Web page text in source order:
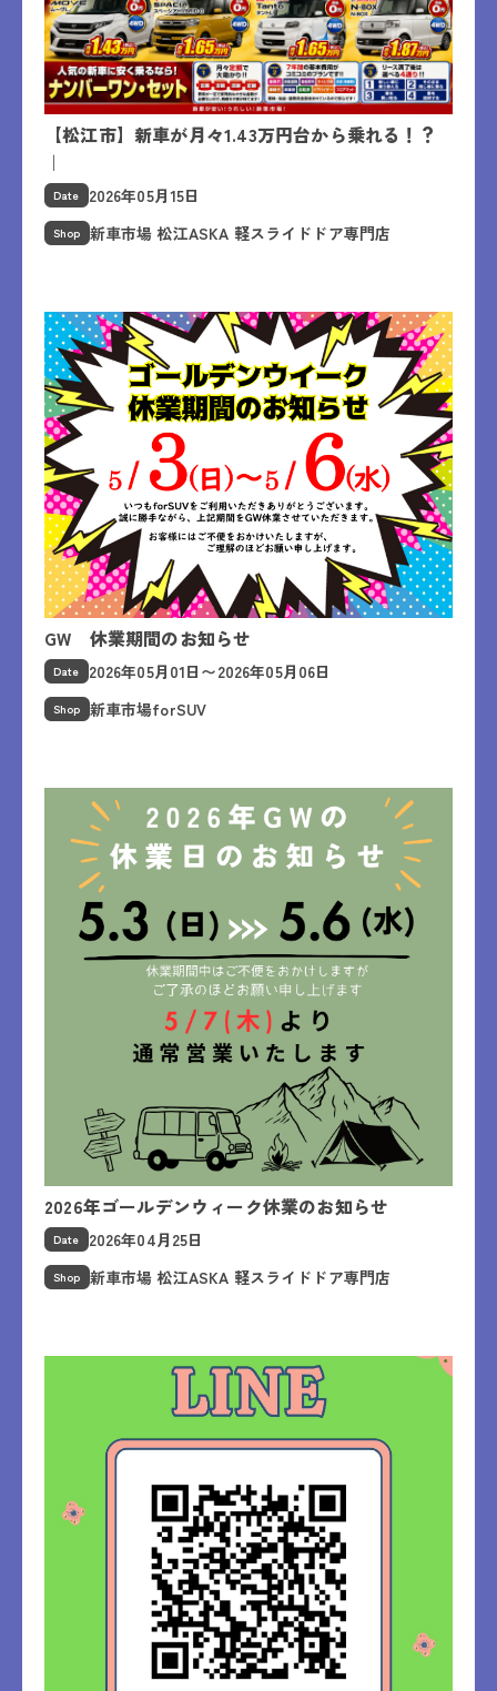
【松江市】新車が月々1.43万円台から乗れる！？
｜
Date 2026年05月15日
Shop 新車市場 松江ASKA 軽スライドドア専門店
GW 休業期間のお知らせ
Date 2026年05月01日〜2026年05月06日
Shop 新車市場forSUV
2026年ゴールデンウィーク休業のお知らせ
Date 2026年04月25日
Shop 新車市場 松江ASKA 軽スライドドア専門店